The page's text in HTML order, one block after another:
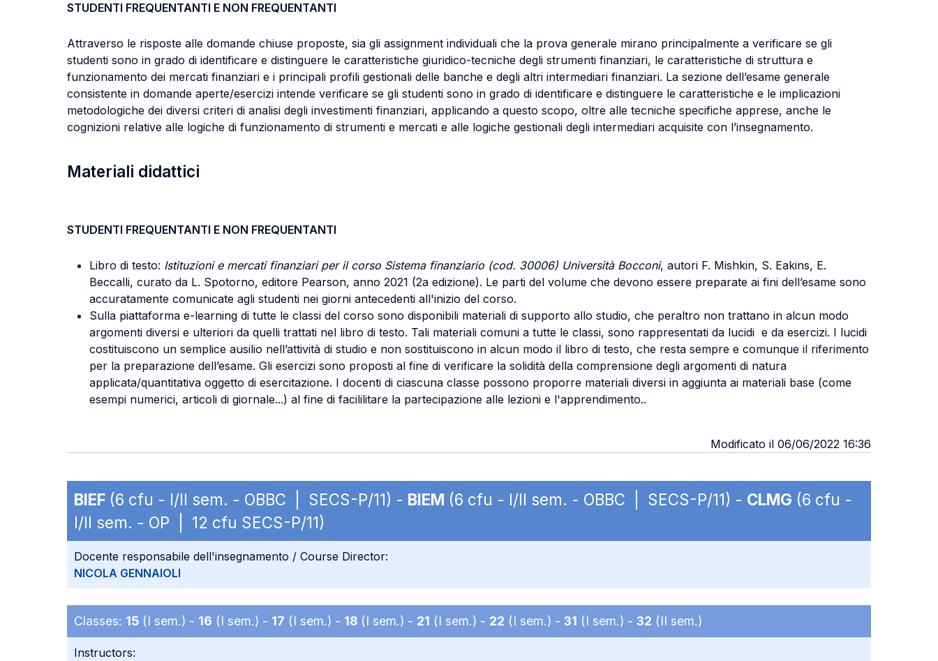
STUDENTI FREQUENTANTI E NON FREQUENTANTI
Attraverso le risposte alle domande chiuse proposte, sia gli assignment individuali che la prova generale mirano principalmente a verificare se gli
studenti sono in grado di identificare e distinguere le caratteristiche giuridico-tecniche degli strumenti finanziari, le caratteristiche di struttura e
funzionamento dei mercati finanziari e i principali profili gestionali delle banche e degli altri intermediari finanziari. La sezione dell’esame generale
consistente in domande aperte/esercizi intende verificare se gli studenti sono in grado di identificare e distinguere le caratteristiche e le implicazioni
metodologiche dei diversi criteri di analisi degli investimenti finanziari, applicando a questo scopo, oltre alle tecniche specifiche apprese, anche le
cognizioni relative alle logiche di funzionamento di strumenti e mercati e alle logiche gestionali degli intermediari acquisite con l’insegnamento.
Materiali didattici
STUDENTI FREQUENTANTI E NON FREQUENTANTI
Libro di testo: Istituzioni e mercati finanziari per il corso Sistema finanziario (cod. 30006) Università Bocconi, autori F. Mishkin, S. Eakins, E.
Beccalli, curato da L. Spotorno, editore Pearson, anno 2021 (2a edizione). Le parti del volume che devono essere preparate ai fini dell’esame sono
accuratamente comunicate agli studenti nei giorni antecedenti all'inizio del corso.
Sulla piattaforma e-learning di tutte le classi del corso sono disponibili materiali di supporto allo studio, che peraltro non trattano in alcun modo
argomenti diversi e ulteriori da quelli trattati nel libro di testo. Tali materiali comuni a tutte le classi, sono rappresentati da lucidi e da esercizi. I lucidi
costituiscono un semplice ausilio nell’attività di studio e non sostituiscono in alcun modo il libro di testo, che resta sempre e comunque il riferimento
per la preparazione dell’esame. Gli esercizi sono proposti al fine di verificare la solidità della comprensione degli argomenti di natura
applicata/quantitativa oggetto di esercitazione. I docenti di ciascuna classe possono proporre materiali diversi in aggiunta ai materiali base (come
esempi numerici, articoli di giornale...) al fine di facililitare la partecipazione alle lezioni e l'apprendimento..
Modificato il 06/06/2022 16:36
BIEF (6 cfu - I/II sem. - OBBC | SECS-P/11) - BIEM (6 cfu - I/II sem. - OBBC | SECS-P/11) - CLMG (6 cfu -
I/II sem. - OP | 12 cfu SECS-P/11)
Docente responsabile dell'insegnamento / Course Director:
NICOLA GENNAIOLI
Classes: 15 (I sem.) - 16 (I sem.) - 17 (I sem.) - 18 (I sem.) - 21 (I sem.) - 22 (I sem.) - 31 (I sem.) - 32 (II sem.)
Instructors: